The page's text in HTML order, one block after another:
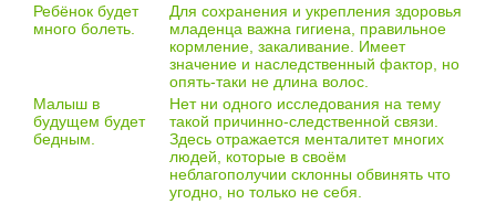
Ребёнок будет
много болеть.
Для сохранения и укрепления здоровья
младенца важна гигиена, правильное
кормление, закаливание. Имеет
значение и наследственный фактор, но
опять-таки не длина волос.
Малыш в
будущем будет
бедным.
Нет ни одного исследования на тему
такой причинно-следственной связи.
Здесь отражается менталитет многих
людей, которые в своём
неблагополучии склонны обвинять что
угодно, но только не себя.